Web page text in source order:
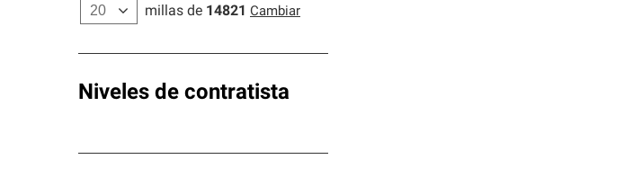
millas de 14821 Cambiar
Niveles de contratista